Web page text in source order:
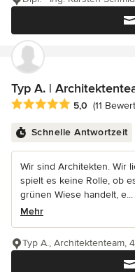
Typ A. |
Durchschnittliche
5,0 (11
Schnelle Antwortzeit
Wir sind Architekten. Wir
spielt es keine Rolle, ob
grünen Wiese handelt, e...
Mehr
Typ A., Architektenteam,